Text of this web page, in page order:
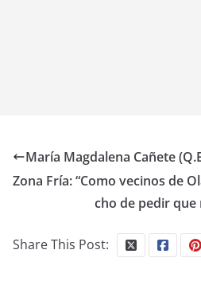
María Magdalena Cañete
Zona Fría: “Como vecinos de
cho de pedir que
Share This Post: